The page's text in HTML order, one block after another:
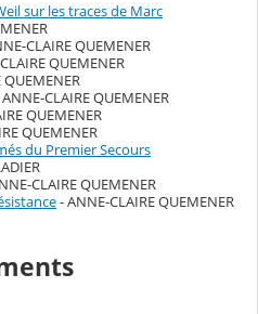
sur les traces de Marc
CLAIRE QUEMENER
QUEMENER
QUEMENER
CLAIRE QUEMENER
QUEMENER
QUEMENER
du Premier Secours
CLAIRE QUEMENER
- ANNE-CLAIRE QUEMENER